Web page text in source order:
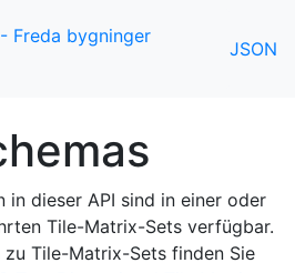
Freda bygninger
JSON
in dieser API sind in einer oder
Tile-Matrix-Sets verfügbar.
Tile-Matrix-Sets finden Sie